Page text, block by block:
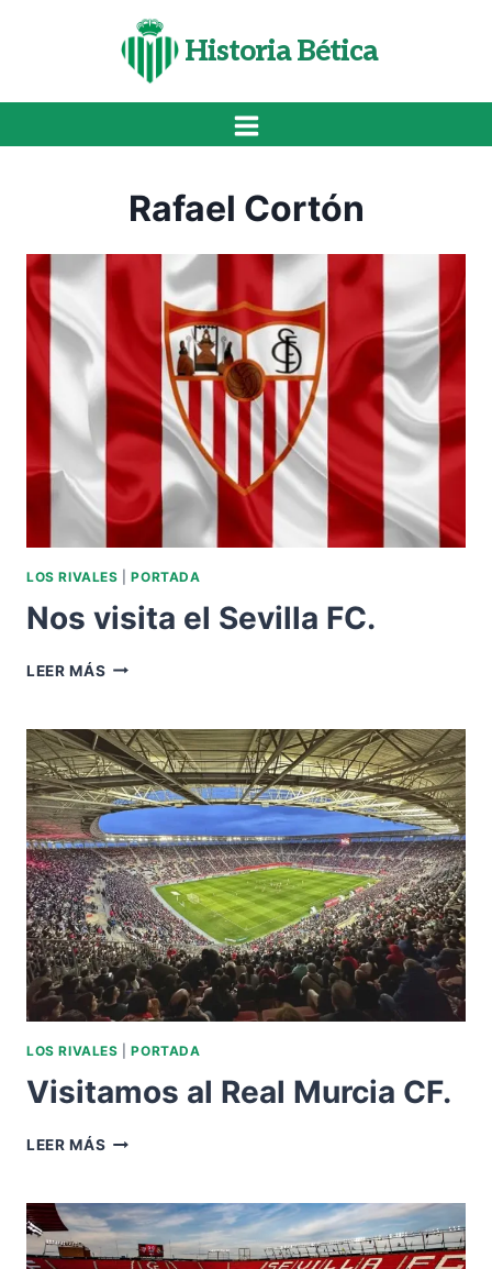
Historia Bética
Rafael Cortón
LOS RIVALES |PORTADA
Nos visita el Sevilla FC.
LEER MÁS NOS
SEVILLA
FC.
LOS RIVALES |PORTADA
Visitamos al Real Murcia CF.
LEER MÁS VISITAMOS
MURCIA
CF.